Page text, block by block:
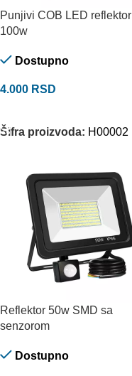
Punjivi COB LED reflektor
100w
Dostupno
4.000 RSD
Šifra proizvoda: H00002
Reflektor 50w SMD sa
senzorom
Dostupno